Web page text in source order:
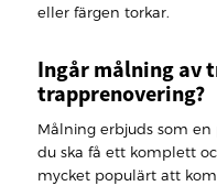
eller färgen torkar.
Ingår målning av
trapprenovering?
Målning erbjuds som
du ska få ett komplett
mycket populärt att